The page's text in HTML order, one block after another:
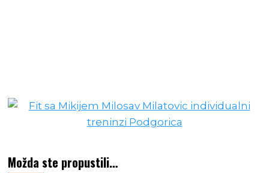
Možda ste propustili…